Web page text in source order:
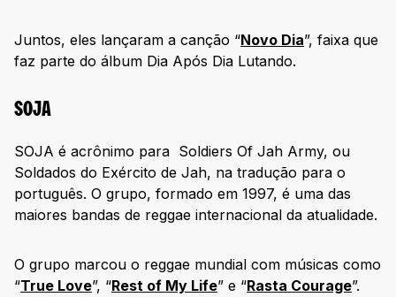
Juntos, eles lançaram a canção “Novo Dia”, faixa que
faz parte do álbum Dia Após Dia Lutando.
SOJA
SOJA é acrônimo para Soldiers Of Jah Army, ou
Soldados do Exército de Jah, na tradução para o
português. O grupo, formado em 1997, é uma das
maiores bandas de reggae internacional da atualidade.
O grupo marcou o reggae mundial com músicas como
“True Love”, “Rest of My Life” e “Rasta Courage”.